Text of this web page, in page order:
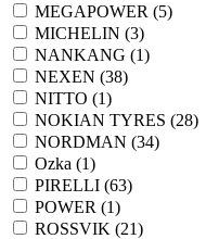
MEGAPOWER (5)
MICHELIN (3)
NANKANG (1)
NEXEN (38)
NITTO (1)
NOKIAN TYRES (28)
NORDMAN (34)
Ozka (1)
PIRELLI (63)
POWER (1)
ROSSVIK (21)